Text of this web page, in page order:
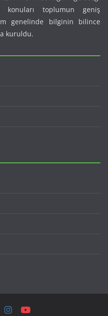
konuları toplumun geniş
genelinde bilginin bilince
kuruldu.